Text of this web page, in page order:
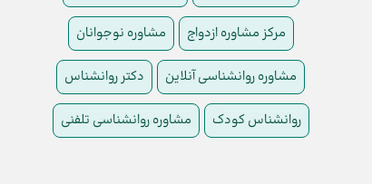
مرکز مشاوره ازدواج مشاوره نوجوانان
مشاوره روانشناسی آنلاین دکتر روانشناس
روانشناس کودک مشاوره روانشناسی تلفنی